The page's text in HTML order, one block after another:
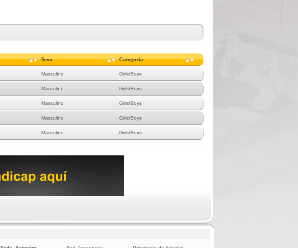
Sexo Categoría
Masculino Girls/Boys
Masculino Girls/Boys
Masculino Girls/Boys
Masculino Girls/Boys
Masculino Girls/Boys